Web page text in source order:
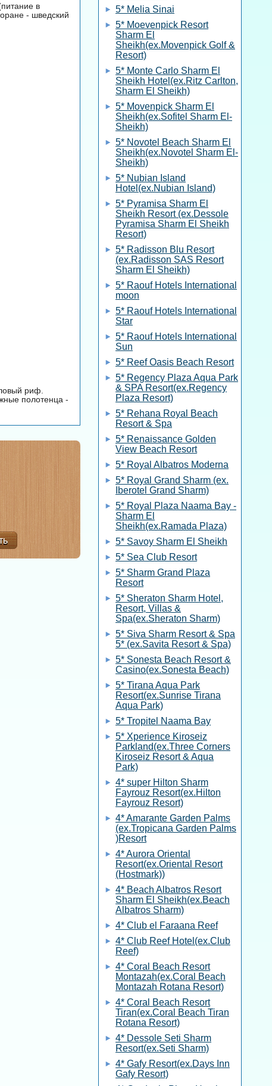
в
- шведский
риф.
полотенца -
5* Melia Sinai
5* Moevenpick Resort
Sharm El
Sheikh(ex.Movenpick Golf &
Resort)
5* Monte Carlo Sharm El
Sheikh Hotel(ex.Ritz Carlton,
Sharm El Sheikh)
5* Movenpick Sharm El
Sheikh(ex.Sofitel Sharm El-
Sheikh)
5* Novotel Beach Sharm El
Sheikh(ex.Novotel Sharm El-
Sheikh)
5* Nubian Island
Hotel(ex.Nubian Island)
5* Pyramisa Sharm El
Sheikh Resort (ex.Dessole
Pyramisa Sharm El Sheikh
Resort)
5* Radisson Blu Resort
(ex.Radisson SAS Resort
Sharm El Sheikh)
5* Raouf Hotels International
moon
5* Raouf Hotels International
Star
5* Raouf Hotels International
Sun
5* Reef Oasis Beach Resort
5* Regency Plaza Aqua Park
& SPA Resort(ex.Regency
Plaza Resort)
5* Rehana Royal Beach
Resort & Spa
5* Renaissance Golden
View Beach Resort
5* Royal Albatros Moderna
5* Royal Grand Sharm (ex.
Iberotel Grand Sharm)
5* Royal Plaza Naama Bay -
Sharm El
Sheikh(ex.Ramada Plaza)
5* Savoy Sharm El Sheikh
5* Sea Club Resort
5* Sharm Grand Plaza
Resort
5* Sheraton Sharm Hotel,
Resort, Villas &
Spa(ex.Sheraton Sharm)
5* Siva Sharm Resort & Spa
5* (ex.Savita Resort & Spa)
5* Sonesta Beach Resort &
Casino(ex.Sonesta Beach)
5* Tirana Aqua Park
Resort(ex.Sunrise Tirana
Aqua Park)
5* Tropitel Naama Bay
5* Xperience Kiroseiz
Parkland(ex.Three Corners
Kiroseiz Resort & Aqua
Park)
4* super Hilton Sharm
Fayrouz Resort(ex.Hilton
Fayrouz Resort)
4* Amarante Garden Palms
(ex.Tropicana Garden Palms
)Resort
4* Aurora Oriental
Resort(ex.Oriental Resort
(Hostmark))
4* Beach Albatros Resort
Sharm El Sheikh(ex.Beach
Albatros Sharm)
4* Club el Faraana Reef
4* Club Reef Hotel(ex.Club
Reef)
4* Coral Beach Resort
Montazah(ex.Coral Beach
Montazah Rotana Resort)
4* Coral Beach Resort
Tiran(ex.Coral Beach Tiran
Rotana Resort)
4* Dessole Seti Sharm
Resort(ex.Seti Sharm)
4* Gafy Resort(ex.Days Inn
Gafy Resort)